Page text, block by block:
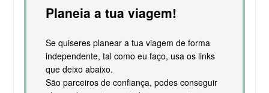
Planeia a tua viagem!
Se quiseres planear a tua viagem de forma
independente, tal como eu faço, usa os links
que deixo abaixo.
São parceiros de confiança, podes conseguir